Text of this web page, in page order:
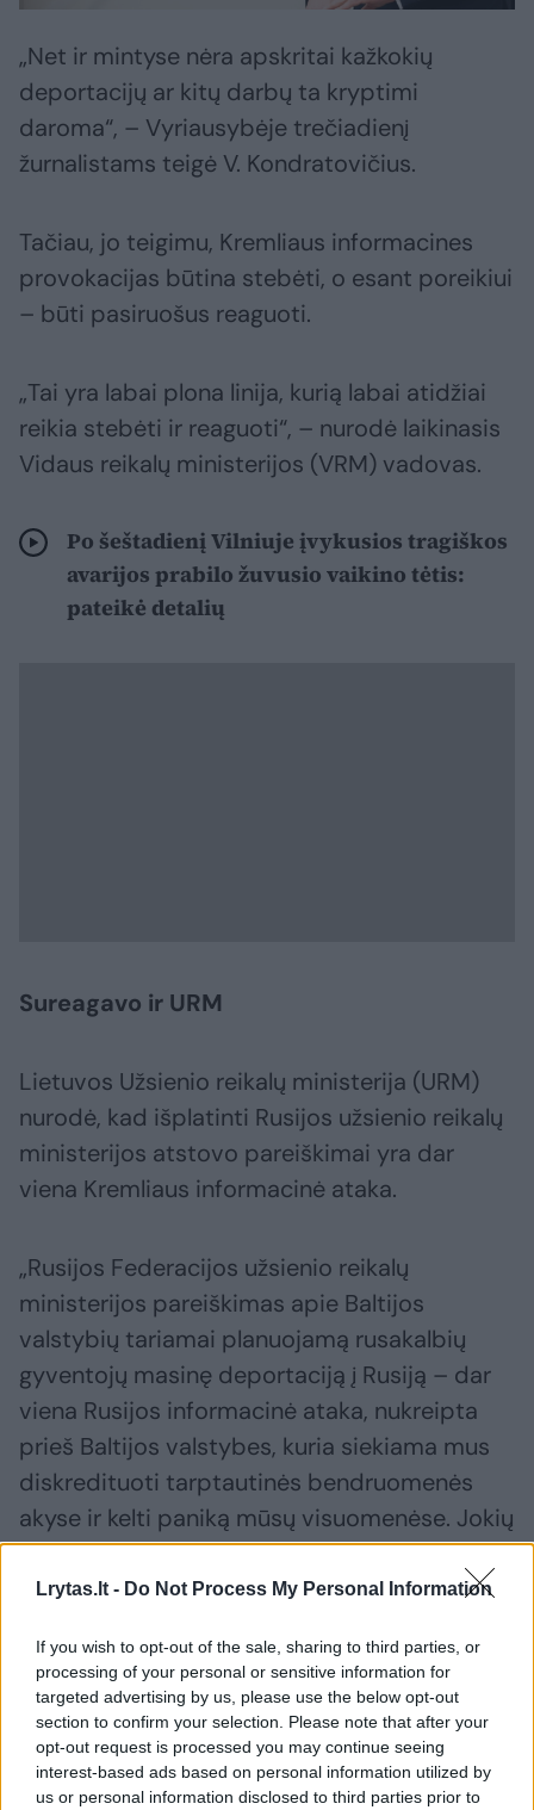
Lrytas.lt - Do Not Process My Personal Information
If you wish to opt-out of the sale, sharing to third parties, or
processing of your personal or sensitive information for
targeted advertising by us, please use the below opt-out
section to confirm your selection. Please note that after your
opt-out request is processed you may continue seeing
interest-based ads based on personal information utilized by
us or personal information disclosed to third parties prior to
„Net ir mintyse nėra apskritai kažkokių
deportacijų ar kitų darbų ta kryptimi
daroma“, – Vyriausybėje trečiadienį
žurnalistams teigė V. Kondratovičius.
Tačiau, jo teigimu, Kremliaus informacines
provokacijas būtina stebėti, o esant poreikiui
– būti pasiruošus reaguoti.
„Tai yra labai plona linija, kurią labai atidžiai
reikia stebėti ir reaguoti“, – nurodė laikinasis
Vidaus reikalų ministerijos (VRM) vadovas.
Po šeštadienį Vilniuje įvykusios tragiškos
avarijos prabilo žuvusio vaikino tėtis:
pateikė detalių
Sureagavo ir URM
Lietuvos Užsienio reikalų ministerija (URM)
nurodė, kad išplatinti Rusijos užsienio reikalų
ministerijos atstovo pareiškimai yra dar
viena Kremliaus informacinė ataka.
„Rusijos Federacijos užsienio reikalų
ministerijos pareiškimas apie Baltijos
valstybių tariamai planuojamą rusakalbių
gyventojų masinę deportaciją į Rusiją – dar
viena Rusijos informacinė ataka, nukreipta
prieš Baltijos valstybes, kuria siekiama mus
diskredituoti tarptautinės bendruomenės
akyse ir kelti paniką mūsų visuomenėse. Jokių
„masinių deportacijų“, juolab – tautiniu ar
kalbiniu pagrindu, Lietuva niekuomet
tarptautinių įsipareigojimų, gerbia žmogaus
teises ir laisves“, – Eltai siųstame atsakyme
teigė URM.